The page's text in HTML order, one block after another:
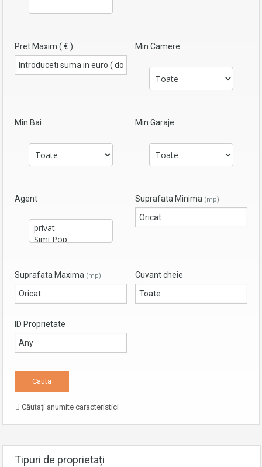
Pret Maxim ( € ) Min Camere
Min Bai Min Garaje
Agent Suprafata Minima (mp)
Suprafata Maxima (mp) Cuvant cheie
ID Proprietate
Căutați anumite caracteristici
Tipuri de proprietați